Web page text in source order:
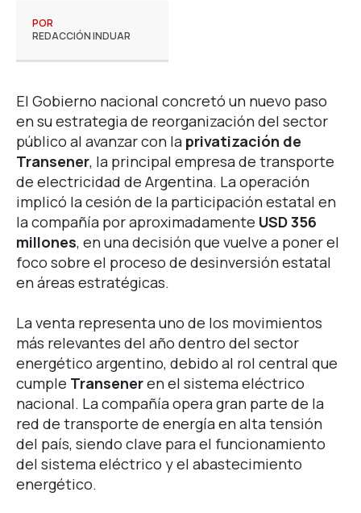
POR
REDACCIÓN INDUAR
El Gobierno nacional concretó un nuevo paso
en su estrategia de reorganización del sector
público al avanzar con la privatización de
Transener, la principal empresa de transporte
de electricidad de Argentina. La operación
implicó la cesión de la participación estatal en
la compañía por aproximadamente USD 356
millones, en una decisión que vuelve a poner el
foco sobre el proceso de desinversión estatal
en áreas estratégicas.
La venta representa uno de los movimientos
más relevantes del año dentro del sector
energético argentino, debido al rol central que
cumple Transeneren el sistema eléctrico
nacional. La compañía opera gran parte de la
red de transporte de energía en alta tensión
del país, siendo clave para el funcionamiento
del sistema eléctrico y el abastecimiento
energético.